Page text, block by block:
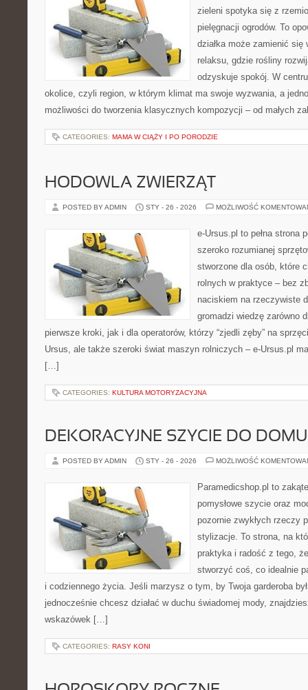
zieleni spotyka się z
pielęgnacji ogrodów. To
działka może zamienić się
relaksu, gdzie rośliny
odzyskuje spokój. W
okolice, czyli region, w którym klimat ma swoje wyzwania, a
możliwości do tworzenia klasycznych kompozycji – od małych
CATEGORIES: MAMA W CIĄŻY I PO PORODZIE
HODOWLA ZWIERZĄT
POSTED BY ADMIN STY - 26 - 2026 MOŻLIWOŚĆ
e-Ursus.pl to pełna strona
szeroko rozumianej
stworzone dla osób, które
rolnych w praktyce – bez
naciskiem na rzeczywiste
gromadzi wiedzę zarówno
pierwsze kroki, jak i dla operatorów, którzy “zjedli zęby” na
Ursus, ale także szeroki świat maszyn rolniczych – e-Ursus.pl
[…]
CATEGORIES: KULTURA MOTORYZACYJNA
DEKORACYJNE SZYCIE DO DOMU
POSTED BY ADMIN STY - 26 - 2026 MOŻLIWOŚĆ
Paramedicshop.pl to
pomysłowe szycie oraz
pozornie zwykłych rzeczy
stylizacje. To strona, na
praktyka i radość z tego,
stworzyć coś, co idealnie
i codziennego życia. Jeśli marzysz o tym, by Twoja garderoba
jednocześnie chcesz działać w duchu świadomej mody,
wskazówek […]
CATEGORIES: RASY KONI